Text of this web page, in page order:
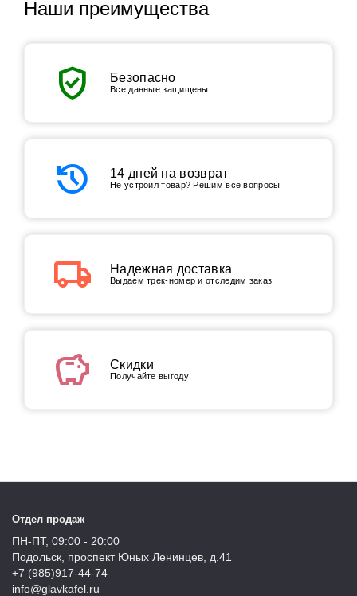
Наши преимущества
verified_user Безопасно
Все данные защищены
history 14 дней на возврат
Не устроил товар? Решим все вопросы
local_shipping Надежная доставка
Выдаем трек-номер и отследим заказ
savings Скидки
Получайте выгоду!
Отдел продаж
ПН-ПТ, 09:00 - 20:00
Подольск, проспект Юных Ленинцев, д.41
+7 (985)917-44-74
info@glavkafel.ru